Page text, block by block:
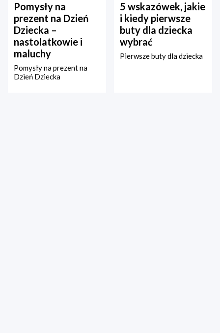
Pomysły na
prezent na Dzień
Dziecka –
nastolatkowie i
maluchy
Pomysły na prezent na
Dzień Dziecka
5 wskazówek, jakie
i kiedy pierwsze
buty dla dziecka
wybrać
Pierwsze buty dla dziecka